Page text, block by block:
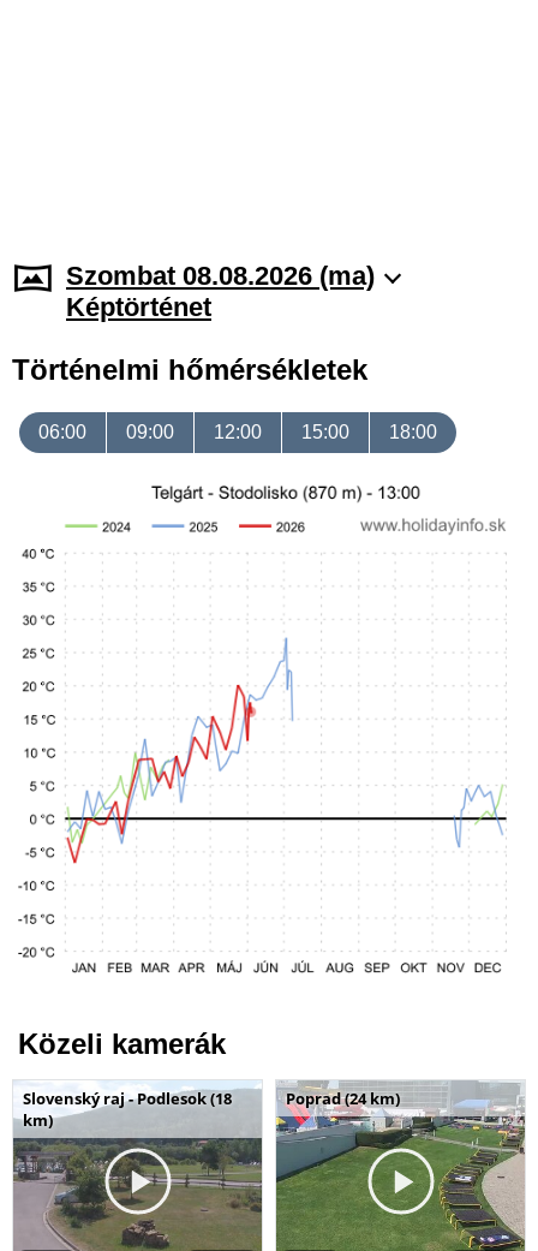
Szombat 08.08.2026 (ma)
Képtörténet
Történelmi hőmérsékletek
06:00 09:00 12:00 15:00 18:00
Közeli kamerák
Slovenský raj - Podlesok (18
km)
Poprad (24 km)